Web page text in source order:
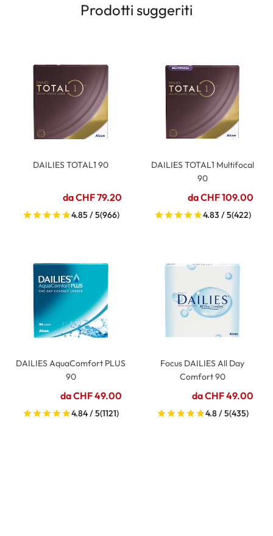
Prodotti suggeriti
DAILIES TOTAL1 90
da CHF 79.20
4.85 / 5(966)
DAILIES TOTAL1 Multifocal
90
da CHF 109.00
4.83 / 5(422)
DAILIES AquaComfort PLUS
90
da CHF 49.00
4.84 / 5(1121)
Focus DAILIES All Day
Comfort 90
da CHF 49.00
4.8 / 5(435)